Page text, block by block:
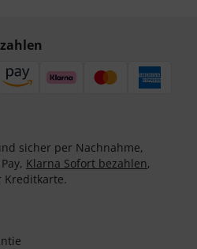
sicher per Nachnahme,
Klarna Sofort bezahlen,
Kreditkarte.